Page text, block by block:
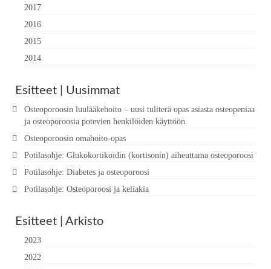
2017
2016
2015
2014
Esitteet | Uusimmat
Osteoporoosin luulääkehoito – uusi tuliterä opas asiasta osteopeniaa
ja osteoporoosia potevien henkilöiden käyttöön.
Osteoporoosin omahoito-opas
Potilasohje: Glukokortikoidin (kortisonin) aiheuttama osteoporoosi
Potilasohje: Diabetes ja osteoporoosi
Potilasohje: Osteoporoosi ja keliakia
Esitteet | Arkisto
2023
2022